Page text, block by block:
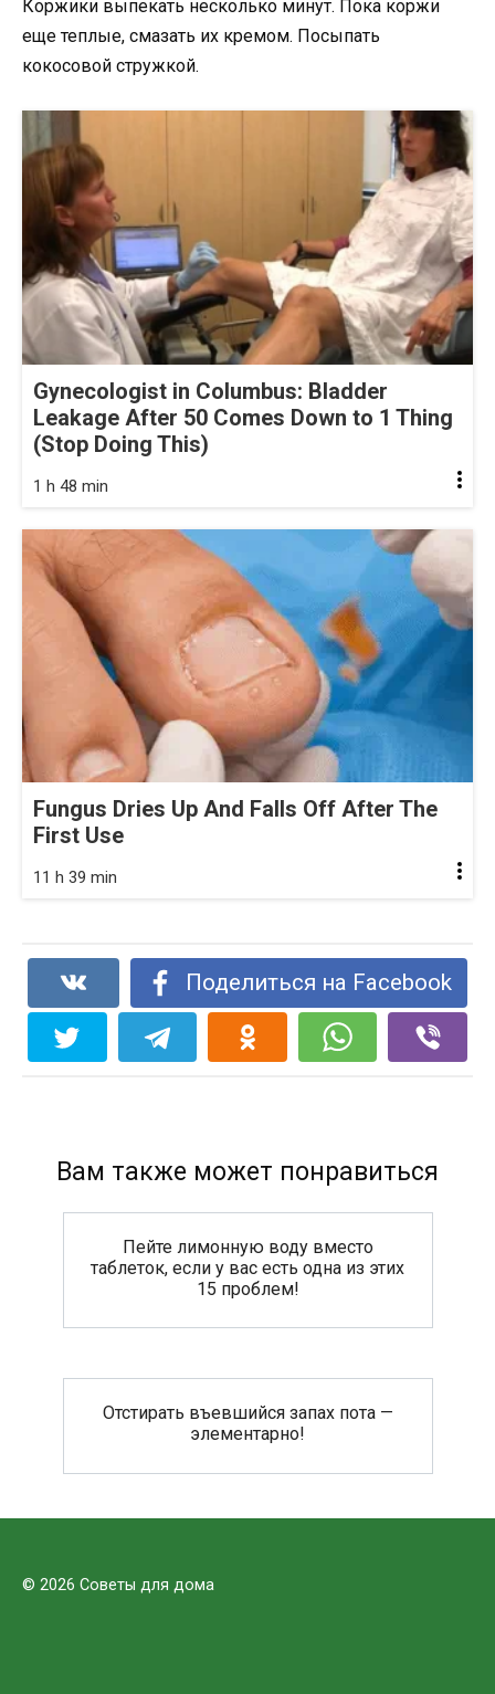
Коржики выпекать несколько минут. Пока коржи
еще теплые, смазать их кремом. Посыпать
кокосовой стружкой.
Gynecologist in Columbus: Bladder
Leakage After 50 Comes Down to 1 Thing
(Stop Doing This)
1 h 48 min
Fungus Dries Up And Falls Off After The
First Use
11 h 39 min
Поделиться на Facebook
Вам также может понравиться
Пейте лимонную воду вместо
таблеток, если у вас есть одна из этих
15 проблем!
Отстирать въевшийся запах пота —
элементарно!
© 2026 Советы для дома